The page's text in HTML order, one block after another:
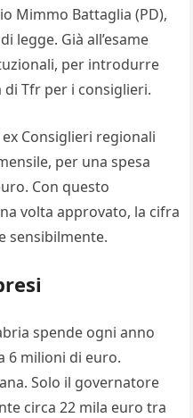
Mimmo Battaglia (PD),
legge. Già all’esame
per introdurre
di Tfr per i consiglieri.
Consiglieri regionali
per una spesa
Con questo
volta approvato, la cifra
sensibilmente.
spende ogni anno
6 milioni di euro.
Solo il governatore
circa 22 mila euro tra